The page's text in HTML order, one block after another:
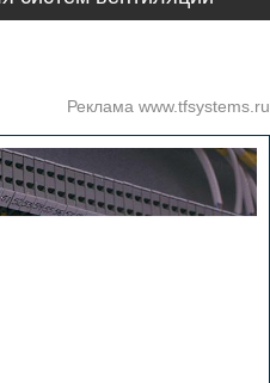
Реклама www.tfsystems.ru